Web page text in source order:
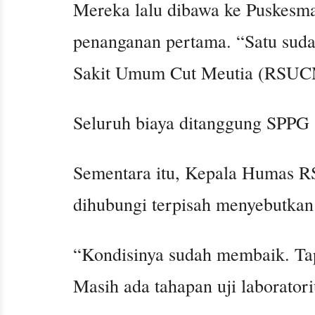
Mereka lalu dibawa ke
penanganan pertama. “Satu
Sakit Umum Cut Meutia
Seluruh biaya ditanggung
Sementara itu, Kepala Humas
dihubungi terpisah
“Kondisinya sudah membaik.
Masih ada tahapan uji